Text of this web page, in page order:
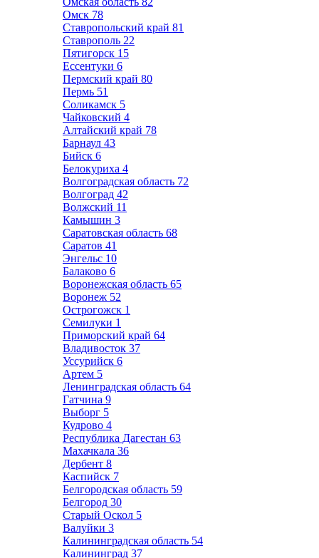
Омск 78
Ставропольский край 81
Ставрополь 22
Пятигорск 15
Ессентуки 6
Пермский край 80
Пермь 51
Соликамск 5
Чайковский 4
Алтайский край 78
Барнаул 43
Бийск 6
Белокуриха 4
Волгоградская область 72
Волгоград 42
Волжский 11
Камышин 3
Саратовская область 68
Саратов 41
Энгельс 10
Балаково 6
Воронежская область 65
Воронеж 52
Острогожск 1
Семилуки 1
Приморский край 64
Владивосток 37
Уссурийск 6
Артем 5
Ленинградская область 64
Гатчина 9
Выборг 5
Кудрово 4
Республика Дагестан 63
Махачкала 36
Дербент 8
Каспийск 7
Белгородская область 59
Белгород 30
Старый Оскол 5
Валуйки 3
Калининградская область 54
Калининград 37